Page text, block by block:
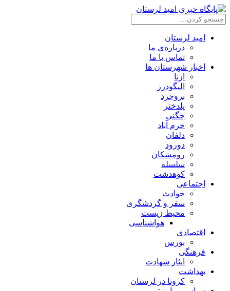
امید لرستان
درباره‌ی ما
تماس با ما
اخبار شهرستان ها
ازنا
الیگودرز
بروجرد
پلدختر
چگنی
خرم آباد
دلفان
دورود
رومشکان
سلسله
کوهدشت
اجتماعی
حوادث
سفر و گردشگری
محیط زیست
هواشناسی
اقتصادی
بورس
فرهنگی
ایثار شهادت
بهداشت
کرونا در لرستان